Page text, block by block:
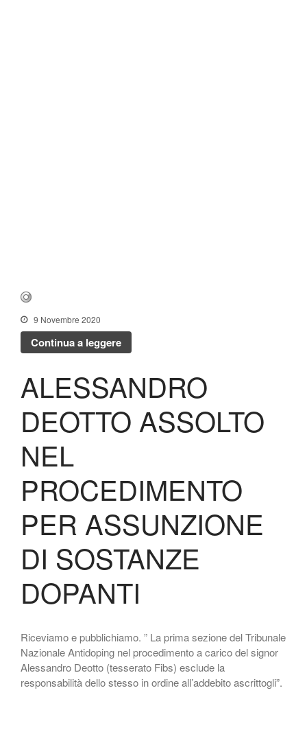
9 Novembre 2020
Continua a leggere
ALESSANDRO
DEOTTO ASSOLTO
NEL
PROCEDIMENTO
PER ASSUNZIONE
DI SOSTANZE
DOPANTI
Riceviamo e pubblichiamo. ” La prima sezione del Tribunale
Nazionale Antidoping nel procedimento a carico del signor
Alessandro Deotto (tesserato Fibs) esclude la
responsabilità dello stesso in ordine all’addebito ascrittogli”.